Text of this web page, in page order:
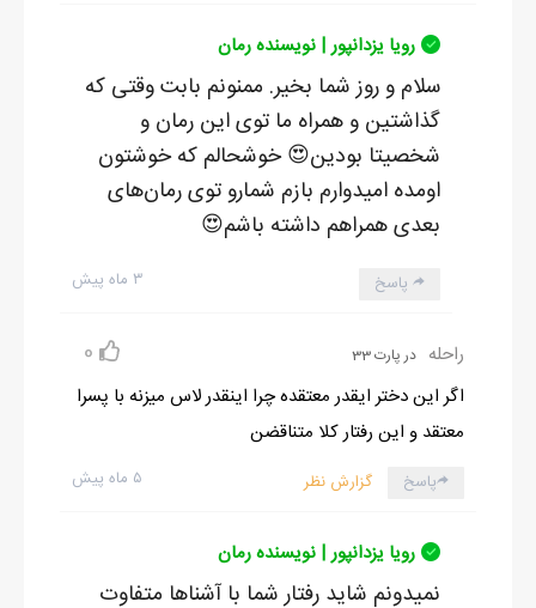
رویا یزدانپور | نویسنده رمان
سلام و روز شما بخیر. ممنونم بابت وقتی که
گذاشتین و همراه ما توی این رمان و
شخصیتا بودین😍 خوشحالم که خوشتون
اومده امیدوارم بازم شمارو توی رمان‌های
بعدی همراهم داشته باشم😍
۳ ماه پیش پاسخ
راحله در پارت 33 0
اگر این دختر ایقدر معتقده چرا اینقدر لاس میزنه با پسرا
معتقد و این رفتار کلا متناقضن
۵ ماه پیش پاسخ گزارش نظر
رویا یزدانپور | نویسنده رمان
نمیدونم شاید رفتار شما با آشناها متفاوت